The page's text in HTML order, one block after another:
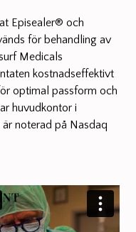
Episealer® och
för behandling av
Medicals
kostnadseffektivt
optimal passform och
huvudkontor i
är noterad på Nasdaq